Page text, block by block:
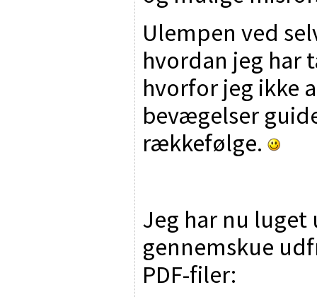
Ulempen ved
hvordan jeg har
hvorfor jeg ikke
bevægelser
rækkefølge.
Jeg har nu luget
gennemskue
PDF-filer: